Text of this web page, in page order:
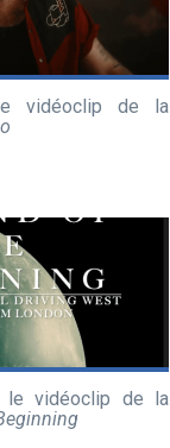
vidéoclip de la
le vidéoclip de la